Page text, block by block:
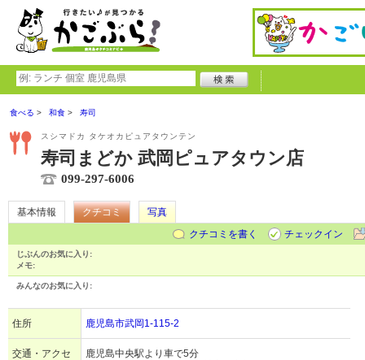
食べる 和食 寿司
スシマドカ タケオカピュアタウンテン
寿司まどか 武岡ピュアタウン店
099-297-6006
基本情報 クチコミ
写真
クチコミを書く
チェックイン
じぶんのお気に入り:
メモ:
みんなのお気に入り:
住所 鹿児島市武岡1-115-2
交通・アクセ
鹿児島中央駅より車で5分